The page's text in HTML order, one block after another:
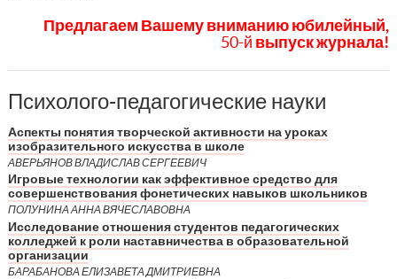
Предлагаем Вашему вниманию юбилейный,
50-й выпуск журнала!
Психолого-педагогические науки
Аспекты понятия творческой активности на уроках
изобразительного искусства в школе
АВЕРЬЯНОВ ВЛАДИСЛАВ СЕРГЕЕВИЧ
Игровые технологии как эффективное средство для
совершенствования фонетических навыков школьников
ПОЛУНИНА АННА ВЯЧЕСЛАВОВНА
Исследование отношения студентов педагогических
колледжей к роли наставничества в образовательной
организации
БАРАБАНОВА ЕЛИЗАВЕТА ДМИТРИЕВНА